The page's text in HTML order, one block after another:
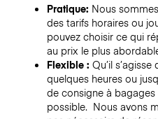
Pratique: Nous
des tarifs horaires ou
pouvez choisir ce qui
au prix le plus
Flexible : Qu’il
quelques heures ou
de consigne à
possible. Nous avons